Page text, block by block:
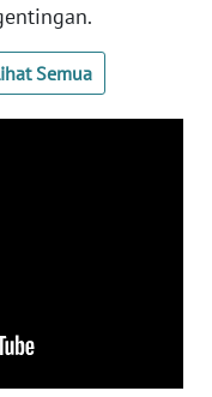
Semua